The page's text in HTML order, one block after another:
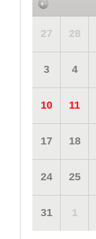
27 28
3 4
10 11
17 18
24 25
31 1